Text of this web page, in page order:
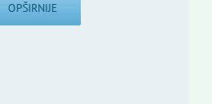
OPŠIRNIJE